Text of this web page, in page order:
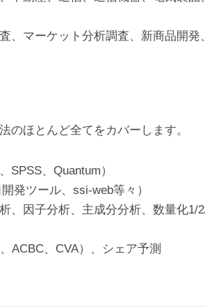
、マーケット分析調査、新商品開
のほとんど全てをカバーします。
SPSS、Quantum）
発ツール、ssi-web等々）
、因子分析、主成分分析、数量化
ACBC、CVA）、シェア予測